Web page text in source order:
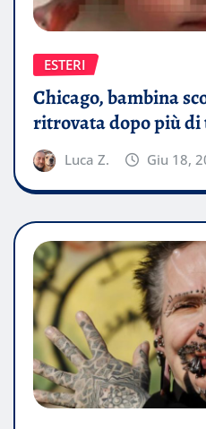
ESTERI
Chicago, bambina
ritrovata dopo più di
Luca Z. Giu 18,